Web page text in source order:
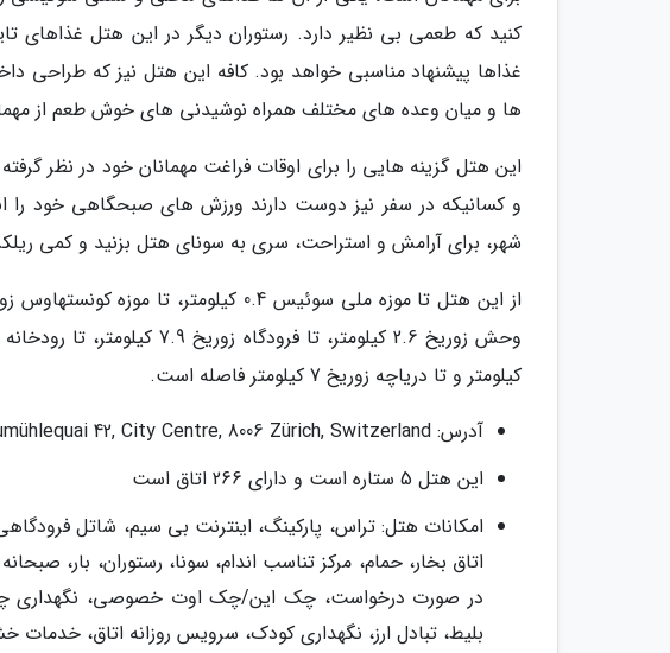
کنید که طعمی بی نظیر دارد. رستوران دیگر در این هتل غذاهای
غذاها پیشنهاد مناسبی خواهد بود. کافه این هتل نیز که طراحی
ها و میان وعده های مختلف همراه نوشیدنی های خوش طعم از
این هتل گزینه هایی را برای اوقات فراغت مهمانان خود در نظر
و کسانیکه در سفر نیز دوست دارند ورزش های صبحگاهی خود
شهر، برای آرامش و استراحت، سری به سونای هتل بزنید و کمی
کیلومتر و تا دریاچه زوریخ 7 کیلومتر فاصله است.
آدرس: Neumühlequai 42, City Centre, 8006 Zürich, Switzerland
این هتل 5 ستاره است و دارای 266 اتاق است
امکانات هتل: تراس، پارکینگ، اینترنت بی سیم، شاتل
اتاق بخار، حمام، مرکز تناسب اندام، سونا، رستوران، بار،
در صورت درخواست، چک این/چک اوت خصوصی، نگهداری
بلیط، تبادل ارز، نگهداری کودک، سرویس روزانه اتاق،